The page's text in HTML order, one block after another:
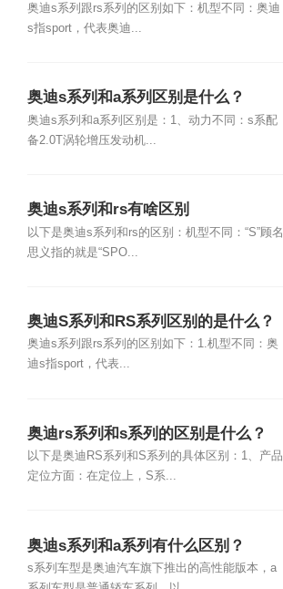
奥迪s系列跟rs系列的区别如下：机型不同：奥迪
s指sport，代表奥迪...
奥迪s系列和a系列区别是什么？
奥迪s系列和a系列区别是：1、动力不同：s系配
备2.0T涡轮增压发动机...
奥迪s系列和rs有啥区别
以下是奥迪s系列和rs的区别：机型不同：“S”顾名
思义指的就是“SPO...
奥迪S系列和RS系列区别的是什么？
奥迪s系列跟rs系列的区别如下：1.机型不同：奥
迪s指sport，代表...
奥迪rs系列和s系列的区别是什么？
以下是奥迪RS系列和S系列的具体区别：1、产品
定位方面：在定位上，S系...
奥迪s系列和a系列有什么区别？
s系列车型是奥迪汽车旗下推出的高性能版本，a